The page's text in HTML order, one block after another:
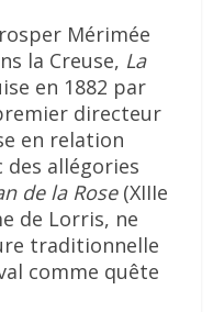
Mérimée
la Creuse, La
en 1882 par
directeur
en relation
des allégories
de la Rose(XIIIe
de Lorris, ne
traditionnelle
comme quête